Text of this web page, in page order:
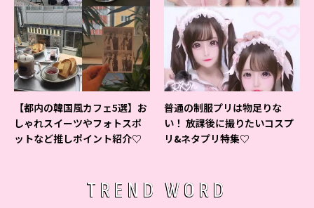
【都内の韓国風カフェ5選】お
しゃれスイーツやフォトスポ
ットなど推しポイント紹介♡
普通の制服プリは物足りな
い！ 放課後に撮りたいコスプ
リ&ネタプリ特集♡
TREND WORD